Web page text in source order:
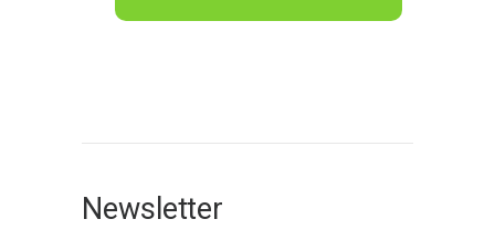
Newsletter